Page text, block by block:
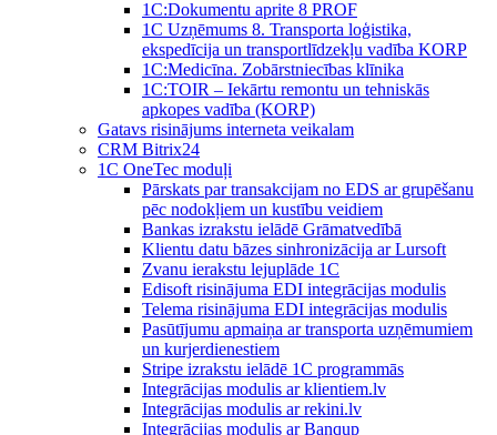
1С:Dokumentu aprite 8 PROF
1C Uzņēmums 8. Transporta loģistika,
ekspedīcija un transportlīdzekļu vadība KORP
1C:Medicīna. Zobārstniecības klīnika
1C:TOIR – Iekārtu remontu un tehniskās
apkopes vadība (KORP)
Gatavs risinājums interneta veikalam
CRM Bitrix24
1С OneTec moduļi
Pārskats par transakcijam no EDS ar grupēšanu
pēc nodokļiem un kustību veidiem
Bankas izrakstu ielādē Grāmatvedībā
Klientu datu bāzes sinhronizācija ar Lursoft
Zvanu ierakstu lejuplāde 1C
Edisoft risinājuma EDI integrācijas modulis
Telema risinājuma EDI integrācijas modulis
Pasūtījumu apmaiņa ar transporta uzņēmumiem
un kurjerdienestiem
Stripe izrakstu ielādē 1C programmās
Integrācijas modulis ar klientiem.lv
Integrācijas modulis ar rekini.lv
Integrācijas modulis ar Banqup